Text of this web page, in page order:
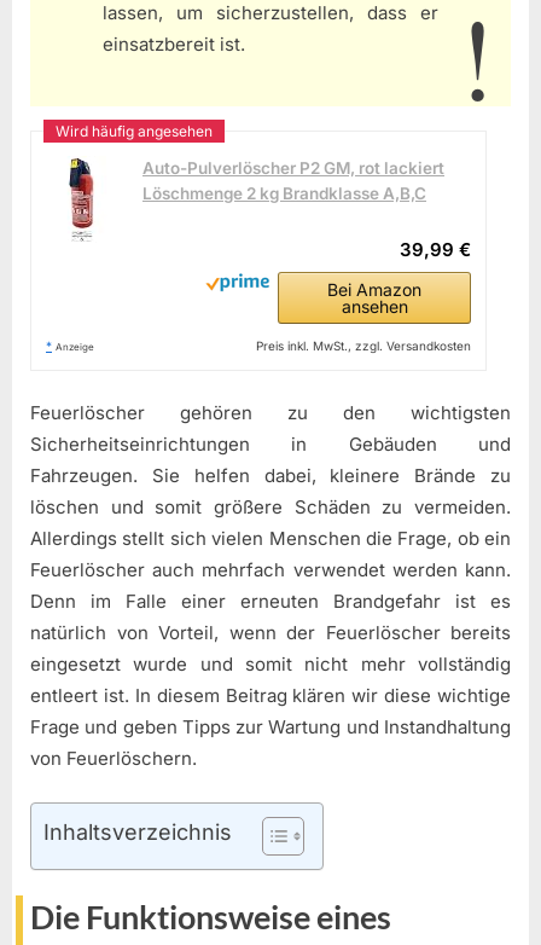
lassen, um sicherzustellen, dass er
einsatzbereit ist.
Auto-Pulverlöscher P2 GM, rot lackiert
Löschmenge 2 kg Brandklasse A,B,C
39,99 €
Bei Amazon
ansehen
* Anzeige Preis inkl. MwSt., zzgl. Versandkosten
Feuerlöscher gehören zu den wichtigsten
Sicherheitseinrichtungen in Gebäuden und
Fahrzeugen. Sie helfen dabei, kleinere Brände zu
löschen und somit größere Schäden zu vermeiden.
Allerdings stellt sich vielen Menschen die Frage, ob ein
Feuerlöscher auch mehrfach verwendet werden kann.
Denn im Falle einer erneuten Brandgefahr ist es
natürlich von Vorteil, wenn der Feuerlöscher bereits
eingesetzt wurde und somit nicht mehr vollständig
entleert ist. In diesem Beitrag klären wir diese wichtige
Frage und geben Tipps zur Wartung und Instandhaltung
von Feuerlöschern.
Inhaltsverzeichnis
Die Funktionsweise eines